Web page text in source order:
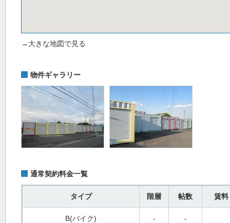
→大きな地図で見る
物件ギャラリー
通常契約料金一覧
タイプ 階層 帖数 賃料
B(バイク) - -